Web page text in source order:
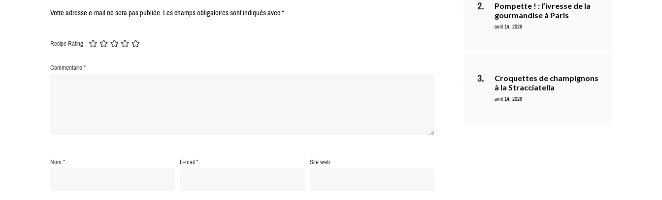
Votre adresse e-mail ne sera pas publiée.Les champs obligatoires sont indiqués avec*
Recipe Rating
Commentaire*
Nom* E-mail* Site web
Pompette ! : l’ivresse de la
gourmandise à Paris
avril 14, 2026
Croquettes de champignons
à la Stracciatella
avril 14, 2026